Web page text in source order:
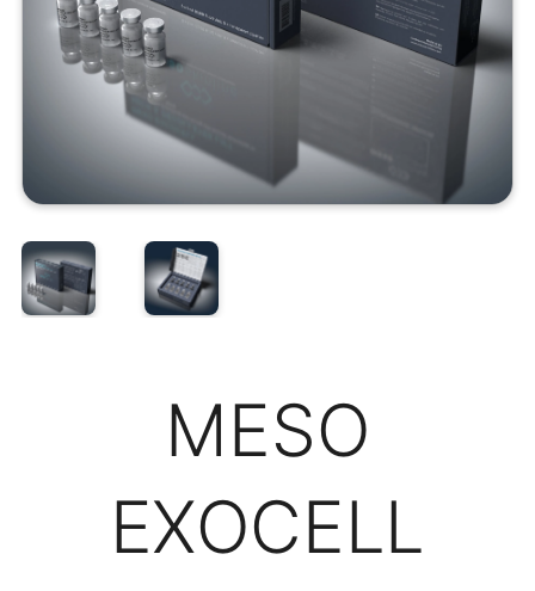
MESO
EXOCELL